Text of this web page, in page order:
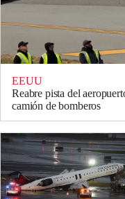
EEUU
Reabre pista del
camión de bomberos